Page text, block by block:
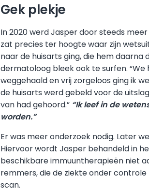
Gek plekje
In 2020 werd Jasper door steeds
zat precies ter hoogte waar zijn
naar de huisarts ging, die hem
dermatoloog bleek ook te surfen.
weggehaald en vrij zorgeloos ging ik
de huisarts werd gebeld voor de
van had gehoord.” “Ik leef in de
worden.”
Er was meer onderzoek nodig. Later
Hiervoor wordt Jasper behandeld in
beschikbare immuuntherapieën niet
remmers, die de ziekte onder
scan.